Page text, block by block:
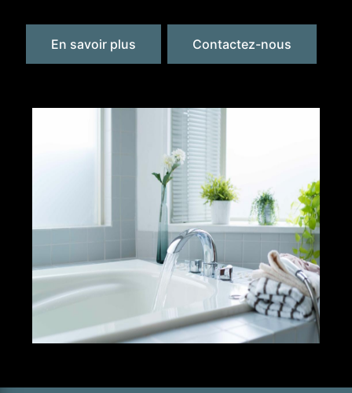
En savoir plus Contactez-nous